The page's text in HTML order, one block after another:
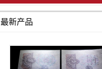
最新产品